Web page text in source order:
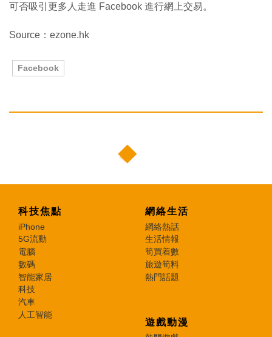
可否吸引更多人走進 Facebook 進行網上交易。
Source：ezone.hk
Facebook
科技焦點
iPhone
5G流動
電腦
數碼
智能家居
科技
汽車
人工智能
網絡生活
網絡熱話
生活情報
筍買着數
旅遊筍料
熱門話題
遊戲動漫